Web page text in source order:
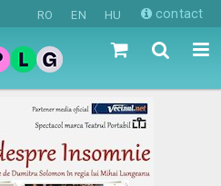
RO EN HU contact